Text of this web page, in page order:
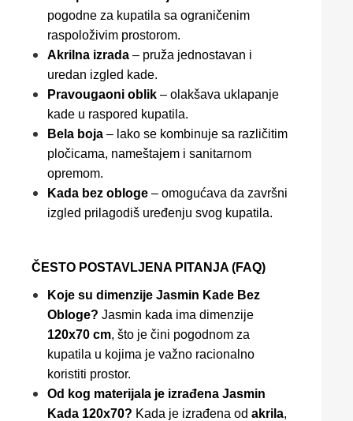
pogodne za kupatila sa ograničenim
raspoloživim prostorom.
Akrilna izrada – pruža jednostavan i
uredan izgled kade.
Pravougaoni oblik – olakšava uklapanje
kade u raspored kupatila.
Bela boja – lako se kombinuje sa različitim
pločicama, nameštajem i sanitarnom
opremom.
Kada bez obloge – omogućava da završni
izgled prilagodiš uređenju svog kupatila.
ČESTO POSTAVLJENA PITANJA (FAQ)
Koje su dimenzije Jasmin Kade Bez
Obloge? Jasmin kada ima dimenzije
120x70 cm, što je čini pogodnom za
kupatila u kojima je važno racionalno
koristiti prostor.
Od kog materijala je izrađena Jasmin
Kada 120x70? Kada je izrađena od akrila,